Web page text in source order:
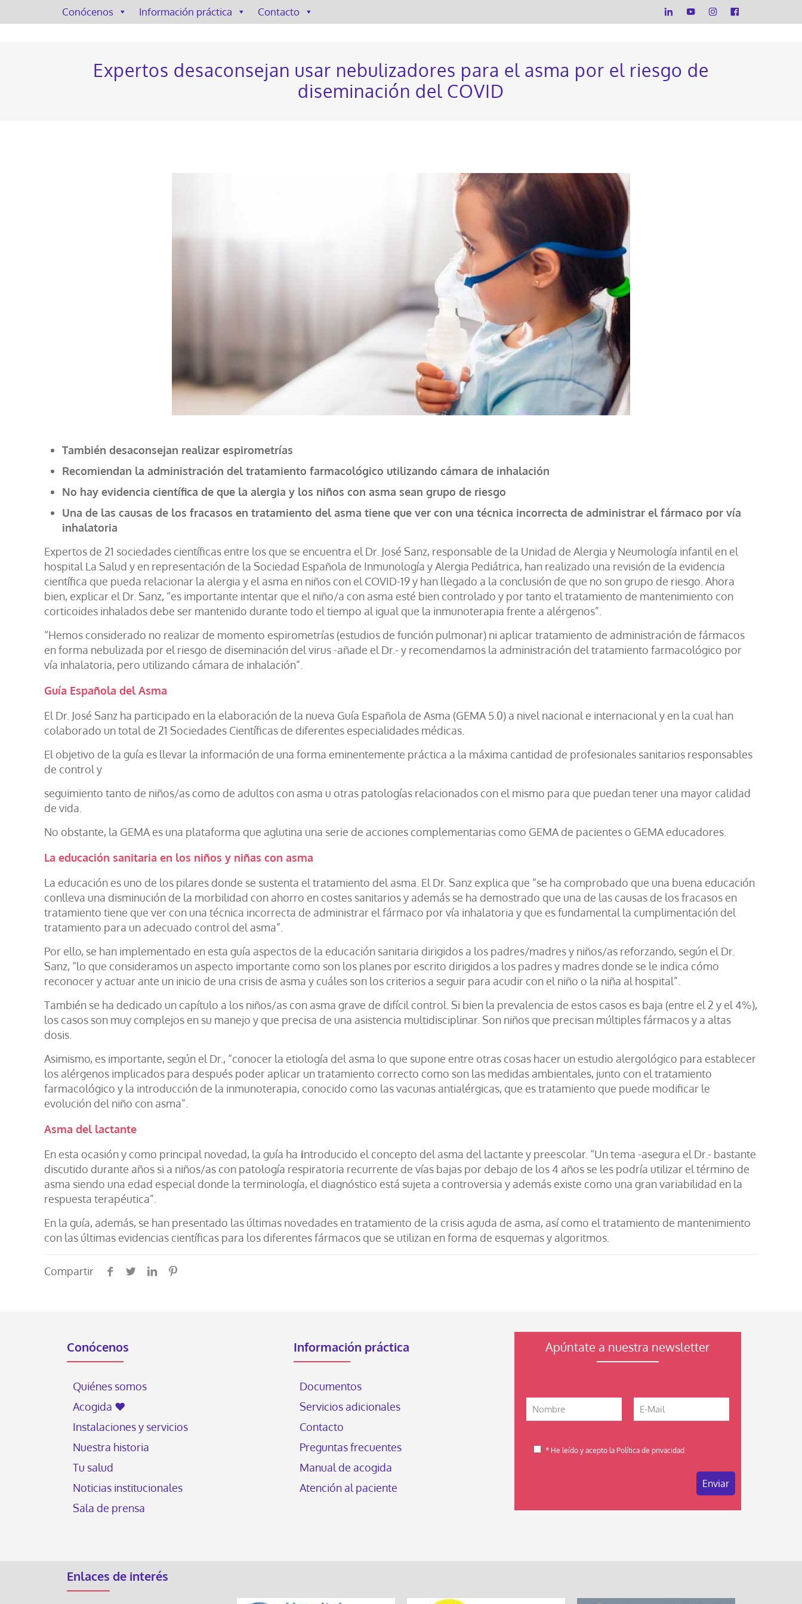
Conócenos Información práctica Contacto
Expertos desaconsejan usar nebulizadores para el asma por el riesgo de
diseminación del COVID
También desaconsejan realizar espirometrías
Recomiendan la administración del tratamiento farmacológico utilizando cámara de inhalación
No hay evidencia científica de que la alergia y los niños con asma sean grupo de riesgo
Una de las causas de los fracasos en tratamiento del asma tiene que ver con una técnica incorrecta de administrar el fármaco por vía
inhalatoria
Expertos de 21 sociedades científicas entre los que se encuentra el Dr. José Sanz, responsable de la Unidad de Alergia y Neumología infantil en el
hospital La Salud y en representación de la Sociedad Española de Inmunología y Alergia Pediátrica, han realizado una revisión de la evidencia
científica que pueda relacionar la alergia y el asma en niños con el COVID-19 y han llegado a la conclusión de que no son grupo de riesgo. Ahora
bien, explicar el Dr. Sanz, “es importante intentar que el niño/a con asma esté bien controlado y por tanto el tratamiento de mantenimiento con
corticoides inhalados debe ser mantenido durante todo el tiempo al igual que la inmunoterapia frente a alérgenos”.
“Hemos considerado no realizar de momento espirometrías (estudios de función pulmonar) ni aplicar tratamiento de administración de fármacos
en forma nebulizada por el riesgo de diseminación del virus -añade el Dr.- y recomendamos la administración del tratamiento farmacológico por
vía inhalatoria, pero utilizando cámara de inhalación”.
Guía Española del Asma
El Dr. José Sanz ha participado en la elaboración de la nueva Guía Española de Asma (GEMA 5.0) a nivel nacional e internacional y en la cual han
colaborado un total de 21 Sociedades Científicas de diferentes especialidades médicas.
El objetivo de la guía es llevar la información de una forma eminentemente práctica a la máxima cantidad de profesionales sanitarios responsables
de control y
seguimiento tanto de niños/as como de adultos con asma u otras patologías relacionados con el mismo para que puedan tener una mayor calidad
de vida.
No obstante, la GEMA es una plataforma que aglutina una serie de acciones complementarias como GEMA de pacientes o GEMA educadores.
La educación sanitaria en los niños y niñas con asma
La educación es uno de los pilares donde se sustenta el tratamiento del asma. El Dr. Sanz explica que “se ha comprobado que una buena educación
conlleva una disminución de la morbilidad con ahorro en costes sanitarios y además se ha demostrado que una de las causas de los fracasos en
tratamiento tiene que ver con una técnica incorrecta de administrar el fármaco por vía inhalatoria y que es fundamental la cumplimentación del
tratamiento para un adecuado control del asma”.
Por ello, se han implementado en esta guía aspectos de la educación sanitaria dirigidos a los padres/madres y niños/as reforzando, según el Dr.
Sanz, “lo que consideramos un aspecto importante como son los planes por escrito dirigidos a los padres y madres donde se le indica cómo
reconocer y actuar ante un inicio de una crisis de asma y cuáles son los criterios a seguir para acudir con el niño o la niña al hospital”.
También se ha dedicado un capítulo a los niños/as con asma grave de difícil control. Si bien la prevalencia de estos casos es baja (entre el 2 y el 4%),
los casos son muy complejos en su manejo y que precisa de una asistencia multidisciplinar. Son niños que precisan múltiples fármacos y a altas
dosis.
Asimismo, es importante, según el Dr., “conocer la etiología del asma lo que supone entre otras cosas hacer un estudio alergológico para establecer
los alérgenos implicados para después poder aplicar un tratamiento correcto como son las medidas ambientales, junto con el tratamiento
farmacológico y la introducción de la inmunoterapia, conocido como las vacunas antialérgicas, que es tratamiento que puede modificar le
evolución del niño con asma”.
Asma del lactante
En esta ocasión y como principal novedad, la guía ha introducido el concepto del asma del lactante y preescolar. “Un tema -asegura el Dr.- bastante
discutido durante años si a niños/as con patología respiratoria recurrente de vías bajas por debajo de los 4 años se les podría utilizar el término de
asma siendo una edad especial donde la terminología, el diagnóstico está sujeta a controversia y además existe como una gran variabilidad en la
respuesta terapéutica”.
En la guía, además, se han presentado las últimas novedades en tratamiento de la crisis aguda de asma, así como el tratamiento de mantenimiento
con las últimas evidencias científicas para los diferentes fármacos que se utilizan en forma de esquemas y algoritmos.
Compartir
Conócenos
Quiénes somos
Acogida ♥
Instalaciones y servicios
Nuestra historia
Tu salud
Noticias institucionales
Sala de prensa
Información práctica
Documentos
Servicios adicionales
Contacto
Preguntas frecuentes
Manual de acogida
Atención al paciente
Apúntate a nuestra newsletter
* He leído y acepto la Política de privacidad
Enlaces de interés